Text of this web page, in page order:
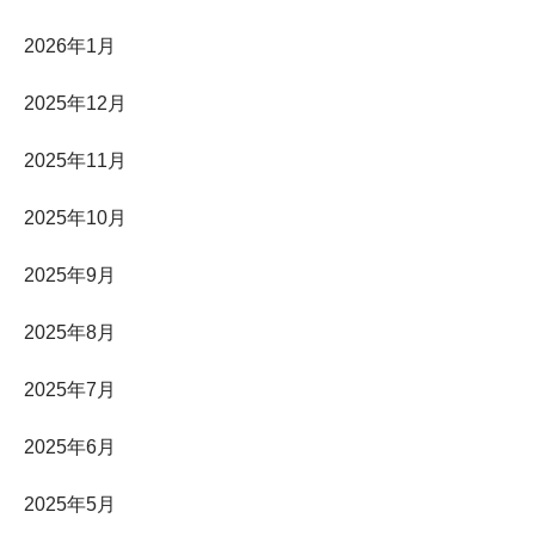
2026年1月
2025年12月
2025年11月
2025年10月
2025年9月
2025年8月
2025年7月
2025年6月
2025年5月